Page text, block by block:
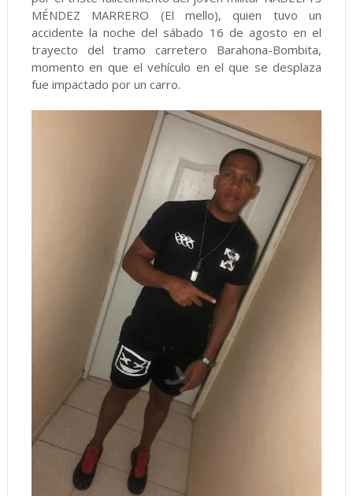
MÉNDEZ MARRERO (El mello), quien tuvo un
accidente la noche del sábado 16 de agosto en el
trayecto del tramo carretero Barahona-Bombita,
momento en que el vehículo en el que se desplaza
fue impactado por un carro.